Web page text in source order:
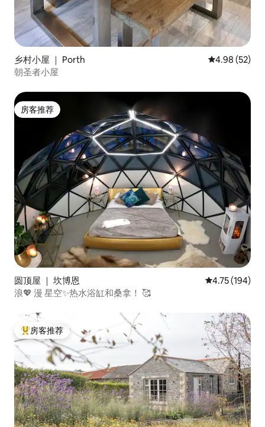
乡村小屋 ｜ Porth 平均评分
4.98 (52)
朝圣者小屋
房客推荐
房客推荐
圆顶屋 ｜ 坎博恩 平均评分 4.75
4.75 (194)
浪💖 漫 星空✨热水浴缸和桑拿！ 🥰
热门「房客推荐」
房客推荐